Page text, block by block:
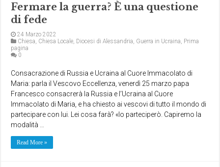
Fermare la guerra? È una questione
di fede
24 Marzo 2022
Chiesa, Chiesa Locale, Diocesi di Alessandria, Guerra in Ucraina, Prima
pagina
0
Consacrazione di Russia e Ucraina al Cuore Immacolato di
Maria: parla il Vescovo Eccellenza, venerdì 25 marzo papa
Francesco consacrerà la Russia e l’Ucraina al Cuore
Immacolato di Maria, e ha chiesto ai vescovi di tutto il mondo di
partecipare con lui. Lei cosa farà? «Io parteciperò. Capiremo la
modalità …
Read More »